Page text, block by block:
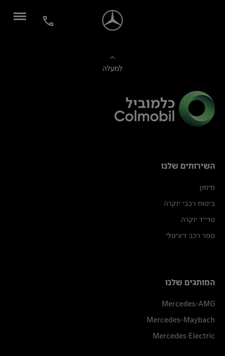
למעלה
השירותים שלנו
מימון
ביטוח רכבי יוקרה
טרייד יוקרה
ספר רכב דיגיטלי
המותגים שלנו
Mercedes-AMG
Mercedes-Maybach
Mercedes Electric